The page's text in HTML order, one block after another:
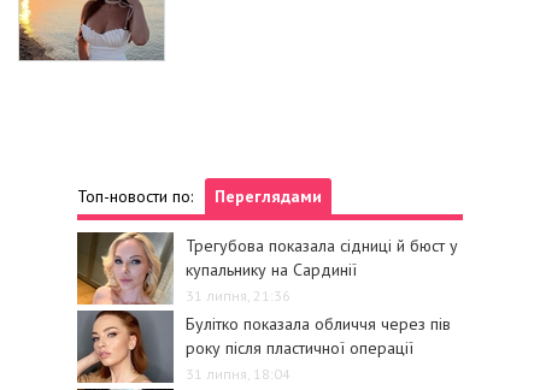
Топ-новости по: Переглядами
Трегубова показала сідниці й бюст у
купальнику на Сардинії
31 липня, 21:36
Булітко показала обличчя через пів
року після пластичної операції
31 липня, 18:04